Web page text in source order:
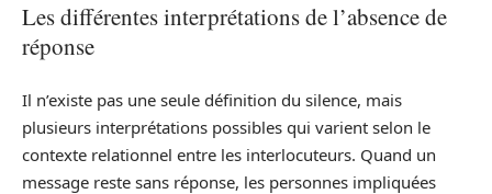
Les différentes interprétations de l’absence de
réponse
Il n’existe pas une seule définition du silence, mais
plusieurs interprétations possibles qui varient selon le
contexte relationnel entre les interlocuteurs. Quand un
message reste sans réponse, les personnes impliquées